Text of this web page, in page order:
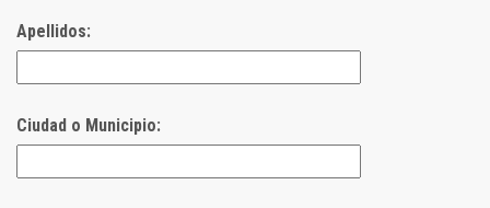
Apellidos:
Ciudad o Municipio: